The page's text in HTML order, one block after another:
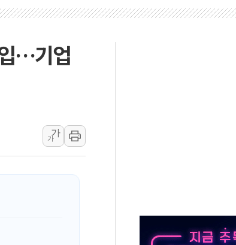
"영업이익 N% 성과급 반대…상법·자본시장법 개정 논의"
단거리 탄도미사일 발사에 긴급 안보 점검회의
최고…美 고용 둔화·호르무즈 재개방 기대에 강세
' 다이먼 "금융시장 레버리지 위험수위…숨은 차입이 더 큰 변수"
공장서 화재 1명 중상…대응 1단계 진압 중
장관 "주 52시간 손봐야, 경쟁상대 中과 비교해야"
전술, 중남미 콜롬비아에 새 안보 위기… 반군·마약카르텔이 습
…기업
가
가